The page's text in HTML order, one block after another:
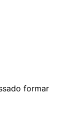
formar